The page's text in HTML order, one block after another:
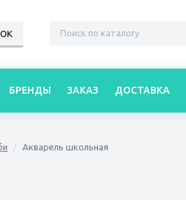
Акварель школьная
БРЕНДЫ ЗАКАЗ ДОСТАВКА